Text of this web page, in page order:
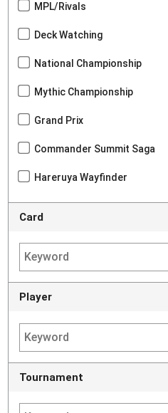
MPL/Rivals
Deck Watching
National Championship
Mythic Championship
Grand Prix
Commander Summit Saga
Hareruya Wayfinder
Card
Player
Tournament